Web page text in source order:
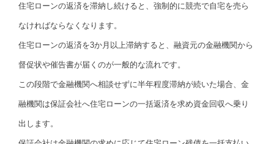
住宅ローンの返済を滞納し続けると、強制的に競売で自宅を売ら
なければならなくなります。
住宅ローンの返済を3か月以上滞納すると、融資元の金融機関から
督促状や催告書が届くのが一般的な流れです。
この段階で金融機関へ相談せずに半年程度滞納が続いた場合、金
融機関は保証会社へ住宅ローンの一括返済を求め資金回収へ乗り
出します。